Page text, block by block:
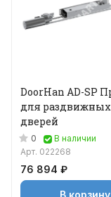
DoorHan AD-SP
для раздвижных
дверей
0
В наличии
Арт. 022268
76 894 ₽
В корзину